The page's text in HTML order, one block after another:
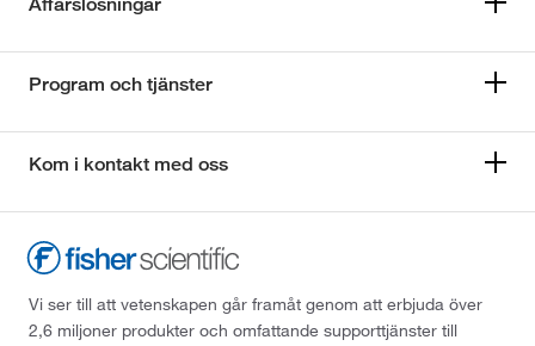
Program och tjänster
Kom i kontakt med oss
Vi ser till att vetenskapen går framåt genom att erbjuda över
2,6 miljoner produkter och omfattande supporttjänster till